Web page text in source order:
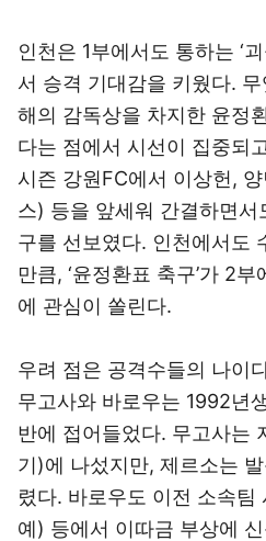
인천은 1부에서도 통하는 ‘
서 승격 기대감을 키웠다.
해의 감독상을 차지한 윤정
다는 점에서 시선이 집중되
시즌 강원FC에서 이상헌,
스) 등을 앞세워 간결하면
구를 선보였다. 인천에서도
만큼, ‘윤정환표 축구’가 2
에 관심이 쏠린다.
우려 점은 공격수들의 나이
무고사와 바로우는 1992년
반에 접어들었다. 무고사는
기)에 나섰지만, 제르소는
렸다. 바로우도 이전 소속팀
예) 등에서 이따금 부상에